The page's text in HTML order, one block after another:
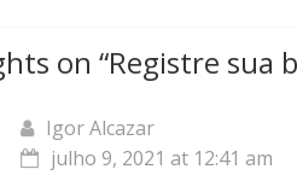
on “Registre sua
Igor Alcazar
julho 9, 2021 at 12:41 am